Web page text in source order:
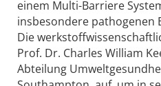
einem Multi-Barriere
insbesondere pathogenen
Die
Prof. Dr. Charles William
Abteilung